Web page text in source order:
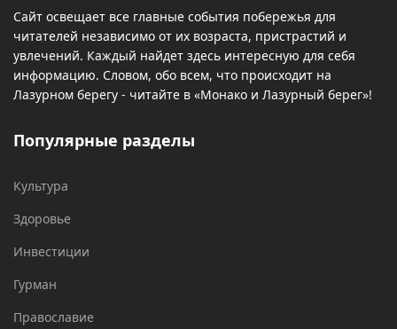
Сайт освещает все главные события побережья для
читателей независимо от их возраста, пристрастий и
увлечений. Каждый найдет здесь интересную для себя
информацию. Словом, обо всем, что происходит на
Лазурном берегу - читайте в «Монако и Лазурный берег»!
Популярные разделы
Культура
Здоровье
Инвестиции
Гурман
Православие